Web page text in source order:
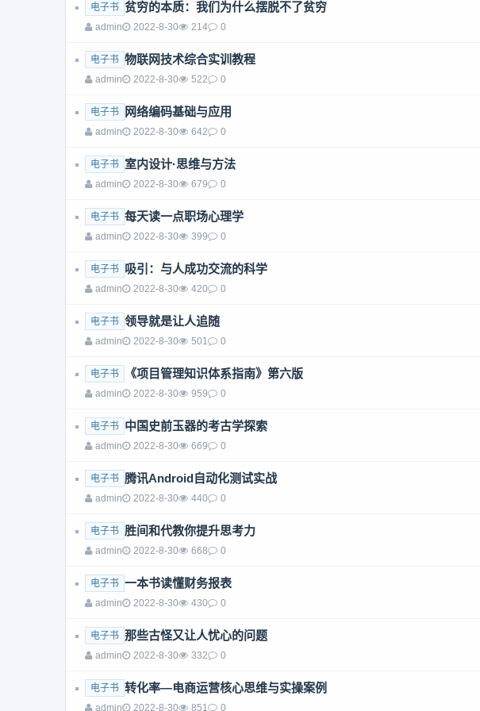
电子书 贫穷的本质：我们为什么摆脱不了贫穷
admin 2022-8-30 214 0
电子书 物联网技术综合实训教程
admin 2022-8-30 522 0
电子书 网络编码基础与应用
admin 2022-8-30 642 0
电子书 室内设计·思维与方法
admin 2022-8-30 679 0
电子书 每天读一点职场心理学
admin 2022-8-30 399 0
电子书 吸引：与人成功交流的科学
admin 2022-8-30 420 0
电子书 领导就是让人追随
admin 2022-8-30 501 0
电子书 《项目管理知识体系指南》第六版
admin 2022-8-30 959 0
电子书 中国史前玉器的考古学探索
admin 2022-8-30 669 0
电子书 腾讯Android自动化测试实战
admin 2022-8-30 440 0
电子书 胜间和代教你提升思考力
admin 2022-8-30 668 0
电子书 一本书读懂财务报表
admin 2022-8-30 430 0
电子书 那些古怪又让人忧心的问题
admin 2022-8-30 332 0
电子书 转化率—电商运营核心思维与实操案例
admin 2022-8-30 851 0